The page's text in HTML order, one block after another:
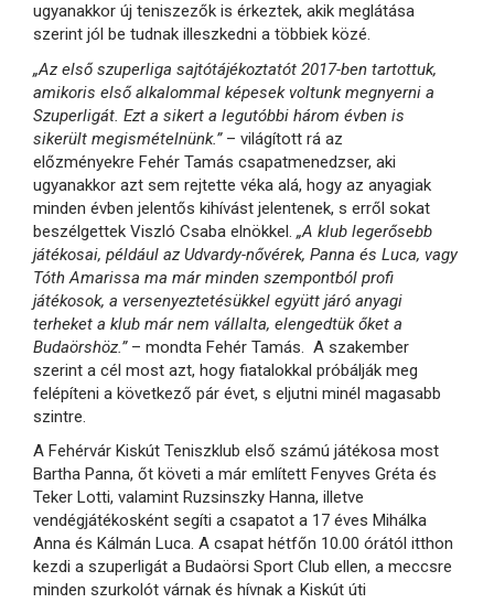
ugyanakkor új teniszezők is érkeztek, akik meglátása
szerint jól be tudnak illeszkedni a többiek közé.
„Az első szuperliga sajtótájékoztatót 2017-ben tartottuk,
amikoris első alkalommal képesek voltunk megnyerni a
Szuperligát. Ezt a sikert a legutóbbi három évben is
sikerült megismételnünk.”– világított rá az
előzményekre Fehér Tamás csapatmenedzser, aki
ugyanakkor azt sem rejtette véka alá, hogy az anyagiak
minden évben jelentős kihívást jelentenek, s erről sokat
beszélgettek Viszló Csaba elnökkel. „A klub legerősebb
játékosai, például az Udvardy-nővérek, Panna és Luca, vagy
Tóth Amarissa ma már minden szempontból profi
játékosok, a versenyeztetésükkel együtt járó anyagi
terheket a klub már nem vállalta, elengedtük őket a
Budaörshöz.”– mondta Fehér Tamás. A szakember
szerint a cél most azt, hogy fiatalokkal próbálják meg
felépíteni a következő pár évet, s eljutni minél magasabb
szintre.
A Fehérvár Kiskút Teniszklub első számú játékosa most
Bartha Panna, őt követi a már említett Fenyves Gréta és
Teker Lotti, valamint Ruzsinszky Hanna, illetve
vendégjátékosként segíti a csapatot a 17 éves Mihálka
Anna és Kálmán Luca. A csapat hétfőn 10.00 órától itthon
kezdi a szuperligát a Budaörsi Sport Club ellen, a meccsre
minden szurkolót várnak és hívnak a Kiskút úti